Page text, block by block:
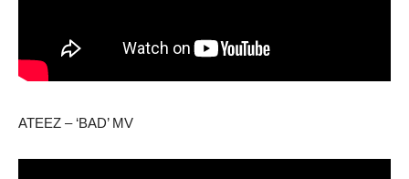
ATEEZ – ‘BAD’ MV